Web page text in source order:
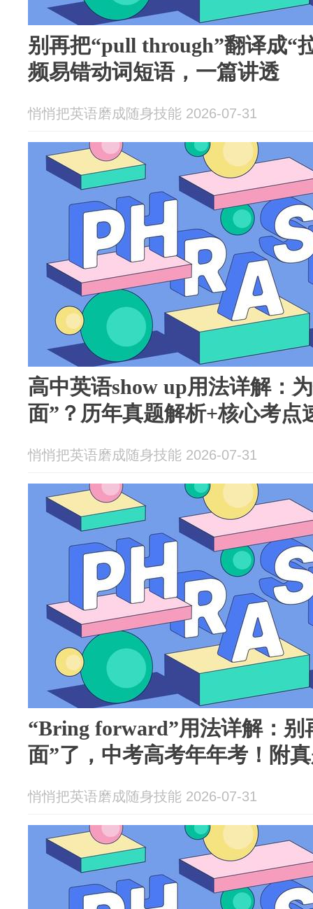
别再把“pull through”翻译成“
频易错动词短语，一篇讲透
悄悄把英语磨成随身技能 2026-07-31
高中英语show up用法详解：
面”？历年真题解析+核心考点
悄悄把英语磨成随身技能 2026-07-31
“Bring forward”用法详解：别
面”了，中考高考年年考！附
悄悄把英语磨成随身技能 2026-07-31